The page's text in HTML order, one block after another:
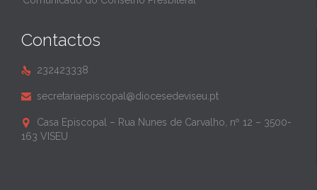
Contactos
 232423338
 secretariaepiscopal@diocesedeviseu.pt

Casa Episcopal – Rua Nunes de Carvalho, nº 12 – 3500-
163 VISEU